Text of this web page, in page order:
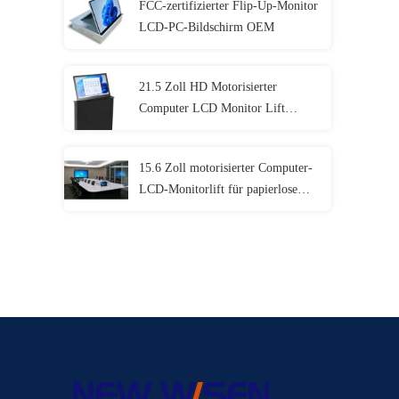
FCC-zertifizierter Flip-Up-Monitor
LCD-PC-Bildschirm OEM
21.5 Zoll HD Motorisierter
Computer LCD Monitor Lift
15.6 Zoll motorisierter Computer-
LCD-Monitorlift für papierlose